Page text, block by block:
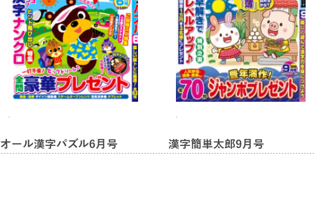
オール漢字パズル6月号 漢字簡単太郎9月号